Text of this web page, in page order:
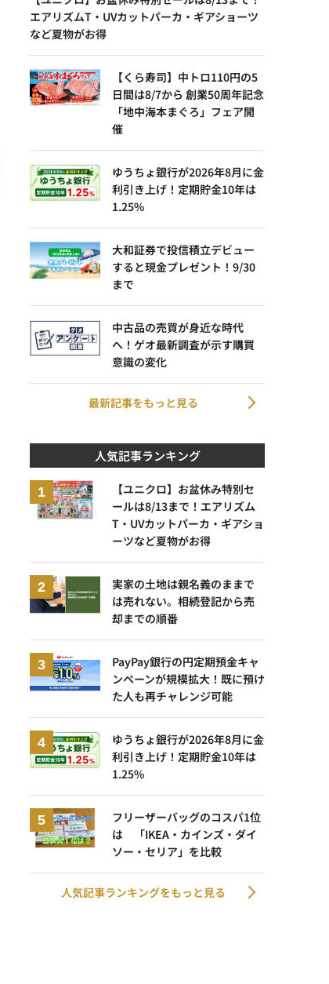
エアリズムT・UVカットパーカ・ギアショーツ
など夏物がお得
【くら寿司】中トロ110円の5
日間は8/7から 創業50周年記念
「地中海本まぐろ」フェア開
催
ゆうちょ銀行が2026年8月に金
利引き上げ！定期貯金10年は
1.25%
大和証券で投信積立デビュー
すると現金プレゼント！9/30
まで
中古品の売買が身近な時代
へ！ゲオ最新調査が示す購買
意識の変化
最新記事をもっと見る
人気記事ランキング
【ユニクロ】お盆休み特別セ
ールは8/13まで！エアリズム
T・UVカットパーカ・ギアショ
ーツなど夏物がお得
実家の土地は親名義のままで
は売れない。相続登記から売
却までの順番
PayPay銀行の円定期預金キャ
ンペーンが規模拡大！既に預け
た人も再チャレンジ可能
ゆうちょ銀行が2026年8月に金
利引き上げ！定期貯金10年は
1.25%
フリーザーバッグのコスパ1位
は 「IKEA・カインズ・ダイ
ソー・セリア」を比較
人気記事ランキングをもっと見る